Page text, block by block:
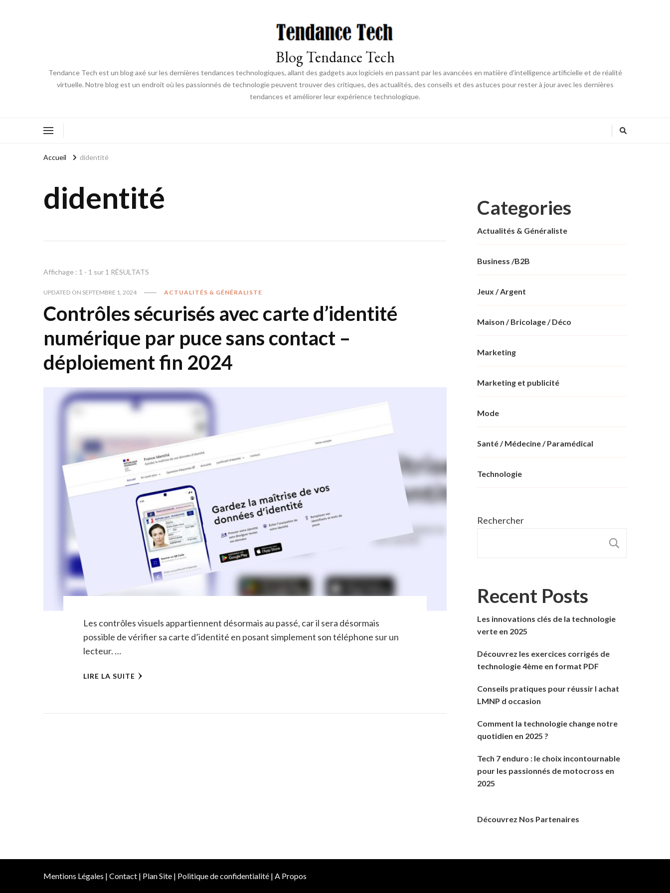
Blog Tendance Tech
Tendance Tech est un blog axé sur les dernières tendances technologiques, allant des gadgets aux logiciels en passant par les avancées en matière d'intelligence artificielle et de réalité
virtuelle. Notre blog est un endroit où les passionnés de technologie peuvent trouver des critiques, des actualités, des conseils et des astuces pour rester à jour avec les dernières
tendances et améliorer leur expérience technologique.
Accueil didentité
didentité
Affichage : 1 - 1 sur 1 RÉSULTATS
UPDATED ON SEPTEMBRE 1, 2024 ACTUALITÉS & GÉNÉRALISTE
Contrôles sécurisés avec carte d’identité
numérique par puce sans contact –
déploiement fin 2024
Les contrôles visuels appartiennent désormais au passé, car il sera désormais
possible de vérifier sa carte d’identité en posant simplement son téléphone sur un
lecteur. …
LIRE LA SUITE
Categories
Actualités & Généraliste
Business /B2B
Jeux / Argent
Maison / Bricolage / Déco
Marketing
Marketing et publicité
Mode
Santé / Médecine / Paramédical
Technologie
Rechercher
Recent Posts
Les innovations clés de la technologie
verte en 2025
Découvrez les exercices corrigés de
technologie 4ème en format PDF
Conseils pratiques pour réussir l achat
LMNP d occasion
Comment la technologie change notre
quotidien en 2025 ?
Tech 7 enduro : le choix incontournable
pour les passionnés de motocross en
2025
Découvrez Nos Partenaires
Mentions Légales | Contact | Plan Site | Politique de confidentialité | A Propos